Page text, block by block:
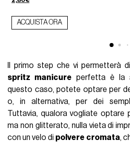
ACQUISTA ORA
Il primo step che vi permetterà
spritz manicure perfetta è la
questo caso, potete optare per
o, in alternativa, per dei
Tuttavia, qualora vogliate optare
ma non glitterato, nulla vieta di
con un velo di polvere cromata,